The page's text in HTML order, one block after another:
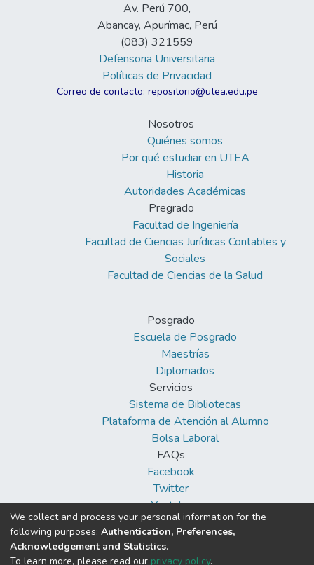
Av. Perú 700,
Abancay, Apurímac, Perú
(083) 321559
Defensoria Universitaria
Políticas de Privacidad
Correo de contacto: repositorio@utea.edu.pe
Nosotros
Quiénes somos
Por qué estudiar en UTEA
Historia
Autoridades Académicas
Pregrado
Facultad de Ingeniería
Facultad de Ciencias Jurídicas Contables y
Sociales
Facultad de Ciencias de la Salud
Posgrado
Escuela de Posgrado
Maestrías
Diplomados
Servicios
Sistema de Bibliotecas
Plataforma de Atención al Alumno
Bolsa Laboral
FAQs
Facebook
Twitter
Youtube
We collect and process your personal information for the
following purposes: Authentication, Preferences,
Acknowledgement and Statistics.
To learn more, please read our privacy policy.